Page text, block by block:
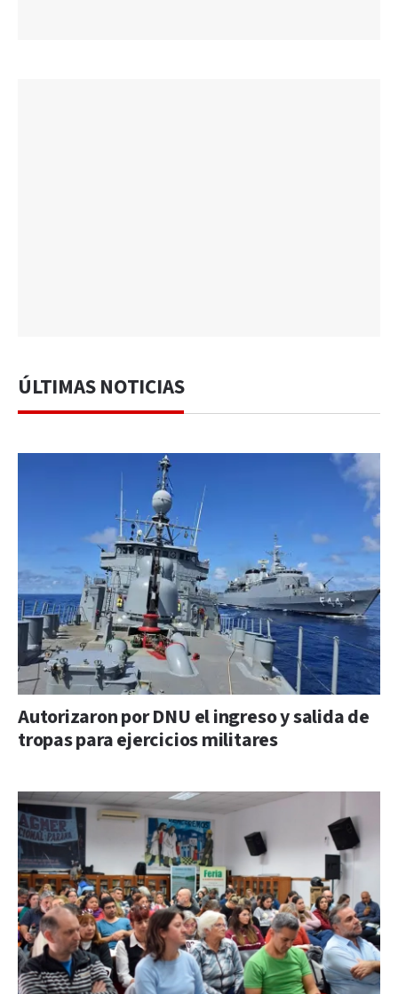
ÚLTIMAS NOTICIAS
Autorizaron por DNU el ingreso y salida de
tropas para ejercicios militares